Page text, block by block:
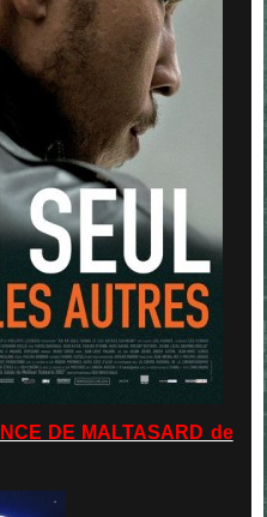
DE MALTASARD de